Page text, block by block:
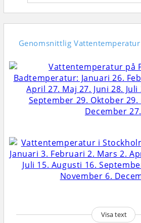
Genomsnittlig Vattentemperatur
Visa text